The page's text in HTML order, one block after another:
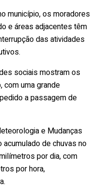
município, os moradores
e áreas adjacentes têm
das atividades
sociais mostram os
com uma grande
a passagem de
e Mudanças
de chuvas no
por dia, com
por hora,